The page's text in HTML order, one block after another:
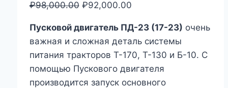
₽98,000.00 Первоначальная
составляла
₽98,000.00.
₽92,000.00
₽92,000.00.
Пусковой двигатель ПД-23 (17-23) очень
важная и сложная деталь системы
питания тракторов Т-170, Т-130 и Б-10. С
помощью Пускового двигателя
производится запуск основного